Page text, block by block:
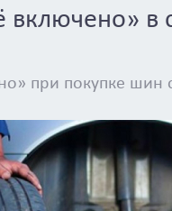
в
при покупке шин